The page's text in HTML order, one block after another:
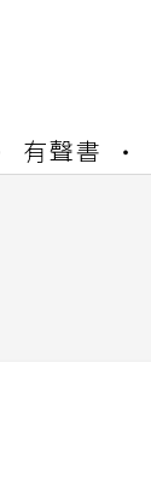
有聲書
閱讀服務